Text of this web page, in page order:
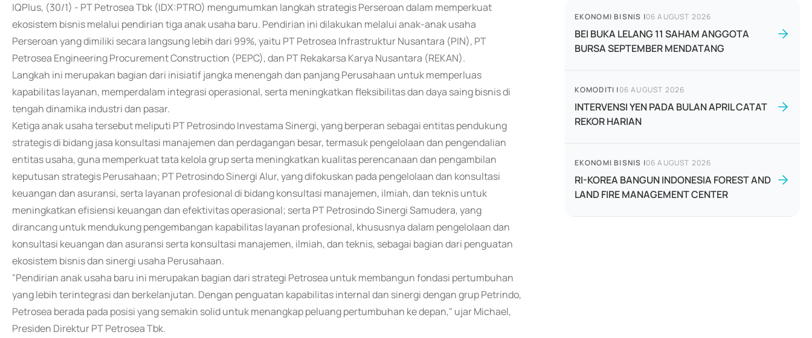
IQPlus, (30/1) - PT Petrosea Tbk (IDX:PTRO) mengumumkan langkah strategis Perseroan dalam memperkuat
ekosistem bisnis melalui pendirian tiga anak usaha baru. Pendirian ini dilakukan melalui anak-anak usaha
Perseroan yang dimiliki secara langsung lebih dari 99%, yaitu PT Petrosea Infrastruktur Nusantara (PIN), PT
Petrosea Engineering Procurement Construction (PEPC), dan PT Rekakarsa Karya Nusantara (REKAN).
Langkah ini merupakan bagian dari inisiatif jangka menengah dan panjang Perusahaan untuk memperluas
kapabilitas layanan, memperdalam integrasi operasional, serta meningkatkan fleksibilitas dan daya saing bisnis di
tengah dinamika industri dan pasar.
Ketiga anak usaha tersebut meliputi PT Petrosindo Investama Sinergi, yang berperan sebagai entitas pendukung
strategis di bidang jasa konsultasi manajemen dan perdagangan besar, termasuk pengelolaan dan pengendalian
entitas usaha, guna memperkuat tata kelola grup serta meningkatkan kualitas perencanaan dan pengambilan
keputusan strategis Perusahaan; PT Petrosindo Sinergi Alur, yang difokuskan pada pengelolaan dan konsultasi
keuangan dan asuransi, serta layanan profesional di bidang konsultasi manajemen, ilmiah, dan teknis untuk
meningkatkan efisiensi keuangan dan efektivitas operasional; serta PT Petrosindo Sinergi Samudera, yang
dirancang untuk mendukung pengembangan kapabilitas layanan profesional, khususnya dalam pengelolaan dan
konsultasi keuangan dan asuransi serta konsultasi manajemen, ilmiah, dan teknis, sebagai bagian dari penguatan
ekosistem bisnis dan sinergi usaha Perusahaan.
"Pendirian anak usaha baru ini merupakan bagian dari strategi Petrosea untuk membangun fondasi pertumbuhan
yang lebih terintegrasi dan berkelanjutan. Dengan penguatan kapabilitas internal dan sinergi dengan grup Petrindo,
Petrosea berada pada posisi yang semakin solid untuk menangkap peluang pertumbuhan ke depan," ujar Michael,
Presiden Direktur PT Petrosea Tbk.
EKONOMI BISNIS |06 AUGUST 2026
BEI BUKA LELANG 11 SAHAM ANGGOTA
BURSA SEPTEMBER MENDATANG
KOMODITI |06 AUGUST 2026
INTERVENSI YEN PADA BULAN APRIL CATAT
REKOR HARIAN
EKONOMI BISNIS |06 AUGUST 2026
RI-KOREA BANGUN INDONESIA FOREST AND
LAND FIRE MANAGEMENT CENTER